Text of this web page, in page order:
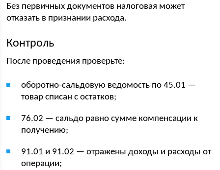
Без первичных документов налоговая может
отказать в признании расхода.
Контроль
После проведения проверьте:
оборотно-сальдовую ведомость по 45.01 —
товар списан с остатков;
76.02 — сальдо равно сумме компенсации к
получению;
91.01 и 91.02 — отражены доходы и расходы от
операции;